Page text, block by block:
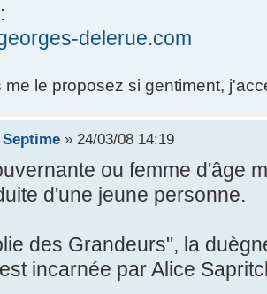
delerue.com
me le proposez si gentiment,
» 24/03/08 14:19
ou femme d'âge
d'une jeune personne.
des Grandeurs", la
incarnée par Alice